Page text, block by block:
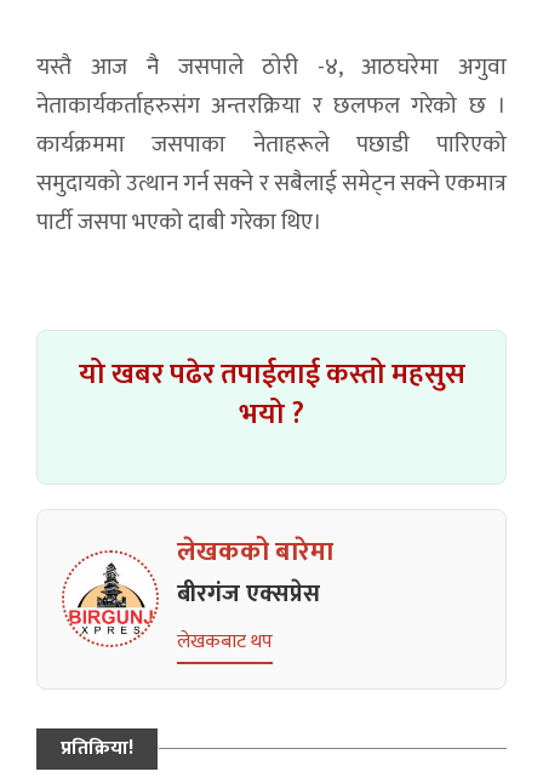
यस्तै आज नै जसपाले ठोरी -४, आठघरेमा अगुवा
नेताकार्यकर्ताहरुसंग अन्तरक्रिया र छलफल गरेको छ ।
कार्यक्रममा जसपाका नेताहरूले पछाडी पारिएको
समुदायको उत्थान गर्न सक्ने र सबैलाई समेट्न सक्ने एकमात्र
पार्टी जसपा भएको दाबी गरेका थिए।
यो खबर पढेर तपाईलाई कस्तो महसुस
भयो ?
लेखकको बारेमा
बीरगंज एक्सप्रेस
लेखकबाट थप
प्रतिक्रिया!